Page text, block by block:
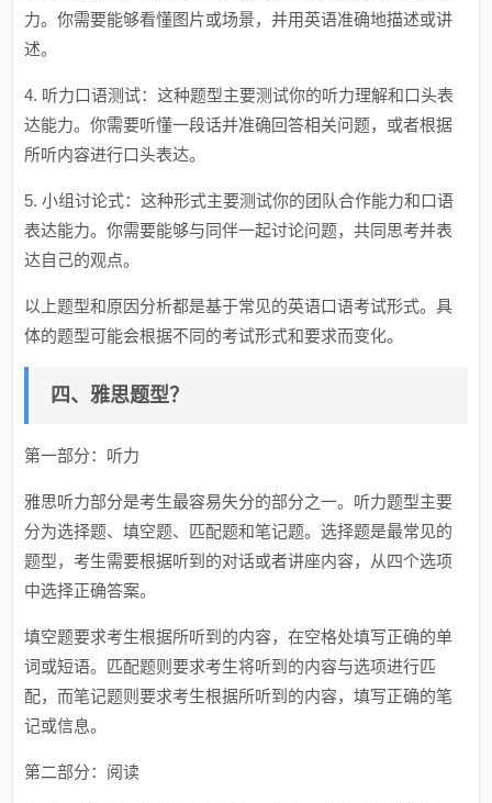
力。你需要能够看懂图片或场景，并用英语准确地描述或讲
述。
4. 听力口语测试：这种题型主要测试你的听力理解和口头表
达能力。你需要听懂一段话并准确回答相关问题，或者根据
所听内容进行口头表达。
5. 小组讨论式：这种形式主要测试你的团队合作能力和口语
表达能力。你需要能够与同伴一起讨论问题，共同思考并表
达自己的观点。
以上题型和原因分析都是基于常见的英语口语考试形式。具
体的题型可能会根据不同的考试形式和要求而变化。
四、雅思题型？
第一部分：听力
雅思听力部分是考生最容易失分的部分之一。听力题型主要
分为选择题、填空题、匹配题和笔记题。选择题是最常见的
题型，考生需要根据听到的对话或者讲座内容，从四个选项
中选择正确答案。
填空题要求考生根据所听到的内容，在空格处填写正确的单
词或短语。匹配题则要求考生将听到的内容与选项进行匹
配，而笔记题则要求考生根据所听到的内容，填写正确的笔
记或信息。
第二部分：阅读